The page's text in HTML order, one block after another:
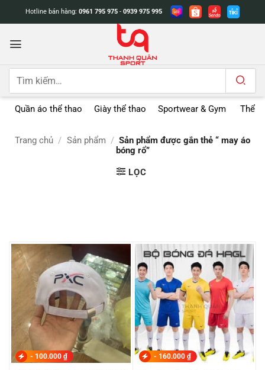
dung
Hotline bán hàng: 0961 795 975 - 0939 975 995
Tìm
Quần áo thể thao Giày thể thao Sportwear & Gym Thể
Trang chủ / Sản phẩm / Sản phẩm được gắn thẻ “ may áo
bóng rổ”
LỌC
- 100.000 ₫ - 160.000 ₫